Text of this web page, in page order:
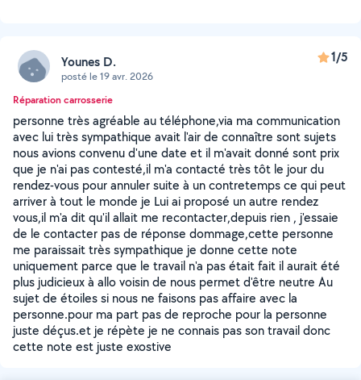
Younes D.
posté le 19 avr. 2026
1/5
Réparation carrosserie
personne très agréable au téléphone,via ma communication
avec lui très sympathique avait l'air de connaître sont sujets
nous avions convenu d'une date et il m'avait donné sont prix
que je n'ai pas contesté,il m'a contacté très tôt le jour du
rendez-vous pour annuler suite à un contretemps ce qui peut
arriver à tout le monde je Lui ai proposé un autre rendez
vous,il m'a dit qu'il allait me recontacter,depuis rien , j'essaie
de le contacter pas de réponse dommage,cette personne
me paraissait très sympathique je donne cette note
uniquement parce que le travail n'a pas était fait il aurait été
plus judicieux à allo voisin de nous permet d'être neutre Au
sujet de étoiles si nous ne faisons pas affaire avec la
personne.pour ma part pas de reproche pour la personne
juste déçus.et je répète je ne connais pas son travail donc
cette note est juste exostive